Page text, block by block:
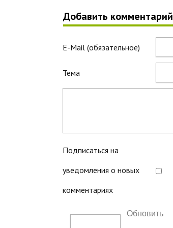
Добавить комментарий
E-Mail (обязательное)
Тема
Подписаться на
уведомления о новых
комментариях
Обновить